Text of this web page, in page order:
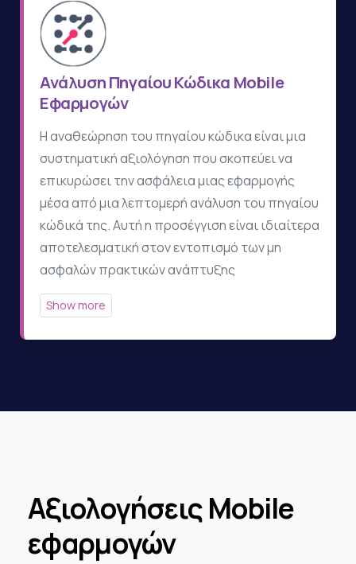
Ανάλυση Πηγαίου Κώδικα Mobile
Εφαρμογών
Η αναθεώρηση του πηγαίου κώδικα είναι μια
συστηματική αξιολόγηση που σκοπεύει να
επικυρώσει την ασφάλεια μιας εφαρμογής
μέσα από μια λεπτομερή ανάλυση του πηγαίου
κώδικά της. Αυτή η προσέγγιση είναι ιδιαίτερα
αποτελεσματική στον εντοπισμό των μη
ασφαλών πρακτικών ανάπτυξης
Αξιολογήσεις Mobile
εφαρμογών